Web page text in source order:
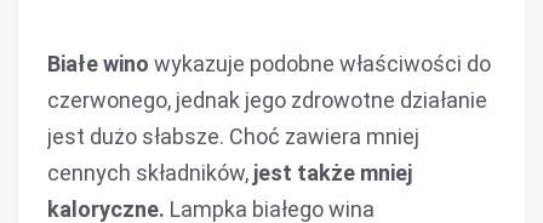
Białe wino wykazuje podobne właściwości do
czerwonego, jednak jego zdrowotne działanie
jest dużo słabsze. Choć zawiera mniej
cennych składników, jest także mniej
kaloryczne. Lampka białego wina